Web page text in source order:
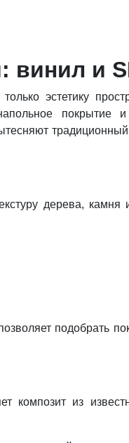
винил и
эстетику
напольное
традиционный
дерева, камня
подобрать
композит из